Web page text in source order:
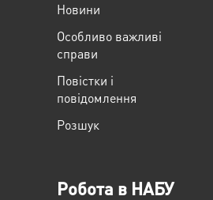
Новини
Особливо важливі
справи
Повістки і
повідомлення
Розшук
Робота в НАБУ